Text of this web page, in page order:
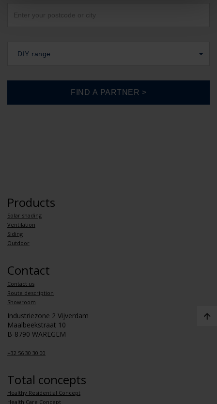
DIY range
Products
Solar shading
Ventilation
Siding
Outdoor
Contact
Contact us
Route description
Showroom
Industriezone 2 Vijverdam
Maalbeekstraat 10
B-8790 WAREGEM
+32 56 30 30 00
Total concepts
Healthy Residential Concept
Health Care Concept